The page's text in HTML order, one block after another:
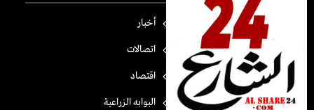
أخبار
اتصالات
اقتصاد
البوابه الزراعية